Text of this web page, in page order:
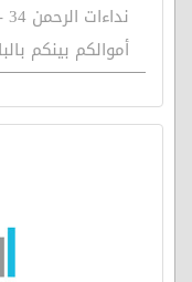
أموالكم بينكم